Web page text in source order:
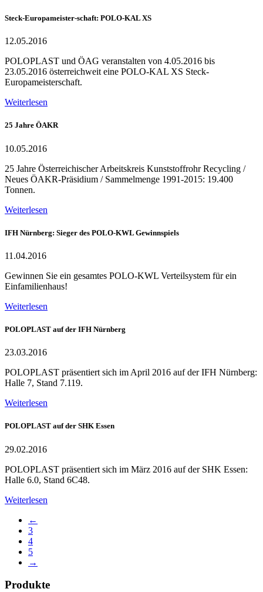
Steck-Europameister-schaft: POLO-KAL XS
12.05.2016
POLOPLAST und ÖAG veranstalten von 4.05.2016 bis
23.05.2016 österreichweit eine POLO-KAL XS Steck-
Europameisterschaft.
Weiterlesen
25 Jahre ÖAKR
10.05.2016
25 Jahre Österreichischer Arbeitskreis Kunststoffrohr Recycling /
Neues ÖAKR-Präsidium / Sammelmenge 1991-2015: 19.400
Tonnen.
Weiterlesen
IFH Nürnberg: Sieger des POLO-KWL Gewinnspiels
11.04.2016
Gewinnen Sie ein gesamtes POLO-KWL Verteilsystem für ein
Einfamilienhaus!
Weiterlesen
POLOPLAST auf der IFH Nürnberg
23.03.2016
POLOPLAST präsentiert sich im April 2016 auf der IFH Nürnberg:
Halle 7, Stand 7.119.
Weiterlesen
POLOPLAST auf der SHK Essen
29.02.2016
POLOPLAST präsentiert sich im März 2016 auf der SHK Essen:
Halle 6.0, Stand 6C48.
Weiterlesen
←
3
4
5
→
Produkte